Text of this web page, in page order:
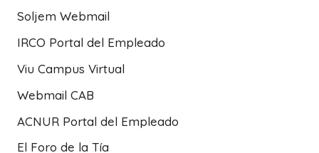
Soljem Webmail
IRCO Portal del Empleado
Viu Campus Virtual
Webmail CAB
ACNUR Portal del Empleado
El Foro de la Tía